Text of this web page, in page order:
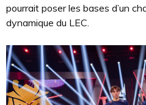
pourrait poser les bases d’un
dynamique du LEC.